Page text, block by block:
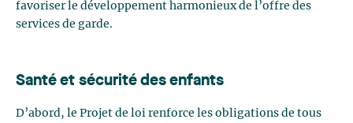
favoriser le développement harmonieux de l’offre des
services de garde.
Santé et sécurité des enfants
D’abord, le Projet de loi renforce les obligations de tous